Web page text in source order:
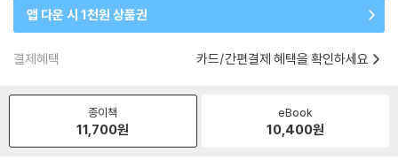
앱 다운 시 1천원 상품권
결제혜택 카드/간편결제 혜택을 확인하세요
종이책
11,700원
eBook
10,400원